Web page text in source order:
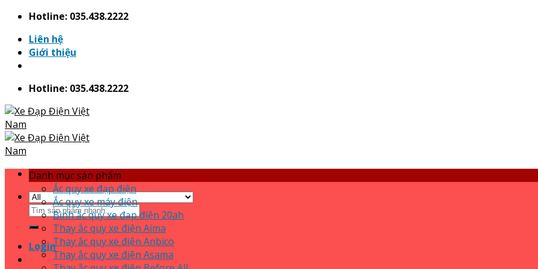
Skip
content
Hotline: 035.438.2222
Liên hệ
Giới thiệu
Hotline: 035.438.2222
Search
for:
Login
Danh mục sản phẩm
Ắc quy xe đạp điện
Ắc quy xe máy điện
Bình ắc quy xe đạp điện 20ah
Thay ắc quy xe điện Aima
Thay ắc quy xe điện Anbico
Thay ắc quy xe điện Asama